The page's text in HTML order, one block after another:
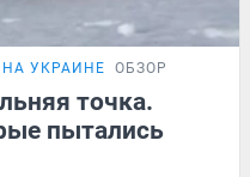
УКРАИНЕ ОБЗОР
точка.
пытались